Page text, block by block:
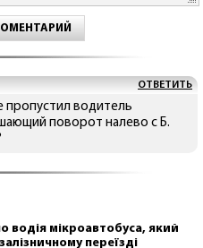
ОТВЕТИТЬ
пропустил водитель
поворот налево с Б.
водія мікроавтобуса, який
переїзді